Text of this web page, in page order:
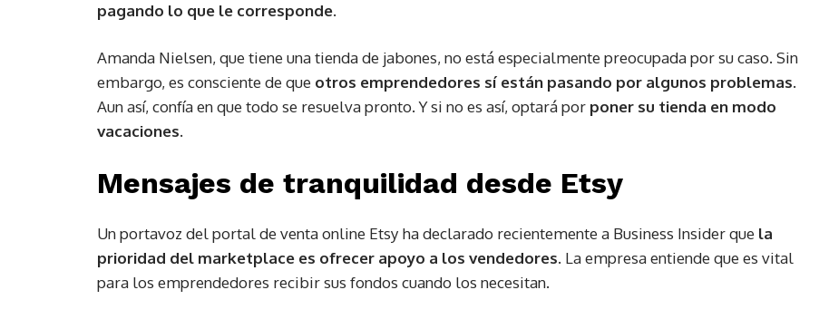
pagando lo que le corresponde.
Amanda Nielsen, que tiene una tienda de jabones, no está especialmente preocupada por su caso. Sin
embargo, es consciente de que otros emprendedores sí están pasando por algunos problemas.
Aun así, confía en que todo se resuelva pronto. Y si no es así, optará por poner su tienda en modo
vacaciones.
Mensajes de tranquilidad desde Etsy
Un portavoz del portal de venta online Etsy ha declarado recientemente a Business Insider que la
prioridad del marketplace es ofrecer apoyo a los vendedores. La empresa entiende que es vital
para los emprendedores recibir sus fondos cuando los necesitan.